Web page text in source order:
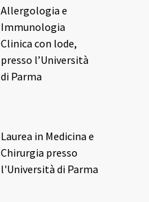
Allergologia e
Immunologia
Clinica con lode,
presso l’Università
di Parma
Laurea in Medicina e
Chirurgia presso
l'Università di Parma